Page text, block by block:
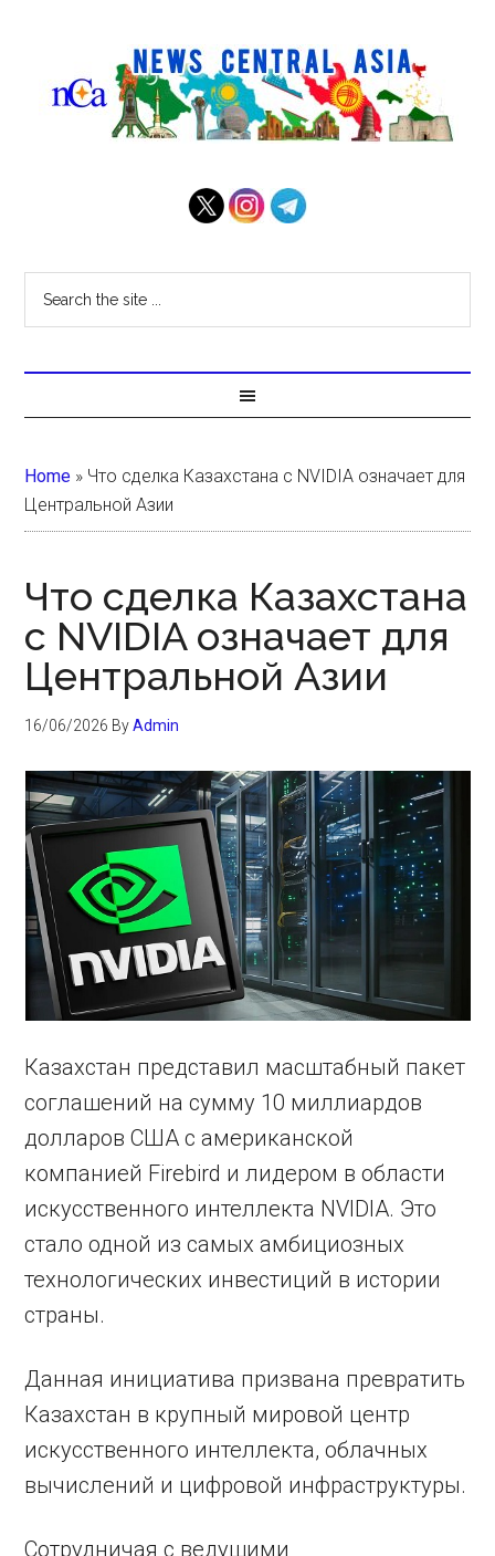
Home » Что сделка Казахстана с NVIDIA означает для
Центральной Азии
Что сделка Казахстана
с NVIDIA означает для
Центральной Азии
16/06/2026 ByAdmin
Казахстан представил масштабный пакет
соглашений на сумму 10 миллиардов
долларов США с американской
компанией Firebird и лидером в области
искусственного интеллекта NVIDIA. Это
стало одной из самых амбициозных
технологических инвестиций в истории
страны.
Данная инициатива призвана превратить
Казахстан в крупный мировой центр
искусственного интеллекта, облачных
вычислений и цифровой инфраструктуры.
Сотрудничая с ведущими